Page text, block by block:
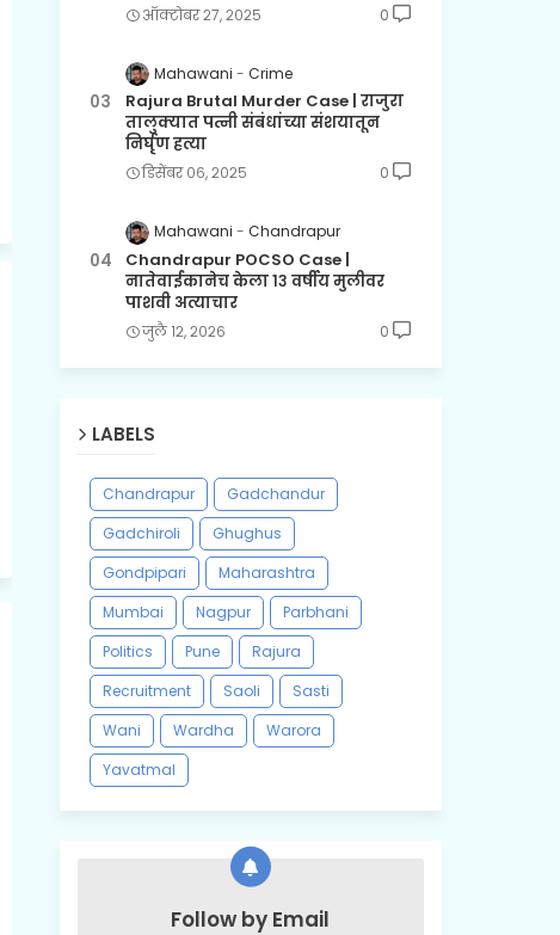
ऑक्टोबर २७, २०२५ 0
Mahawani Crime
Rajura Brutal Murder Case | राजुरा
तालुक्यात पत्नी संबंधांच्या संशयातून
निर्घृण हत्या
डिसेंबर ०६, २०२५ 0
Mahawani Chandrapur
Chandrapur POCSO Case |
नातेवाईकानेच केला १३ वर्षीय मुलीवर
पाशवी अत्याचार
जुलै १२, २०२६ 0
LABELS
Chandrapur
Gadchandur
Gadchiroli
Ghughus
Gondpipari
Maharashtra
Mumbai
Nagpur
Parbhani
Politics
Pune
Rajura
Recruitment
Saoli
Sasti
Wani
Wardha
Warora
Yavatmal
Follow by Email